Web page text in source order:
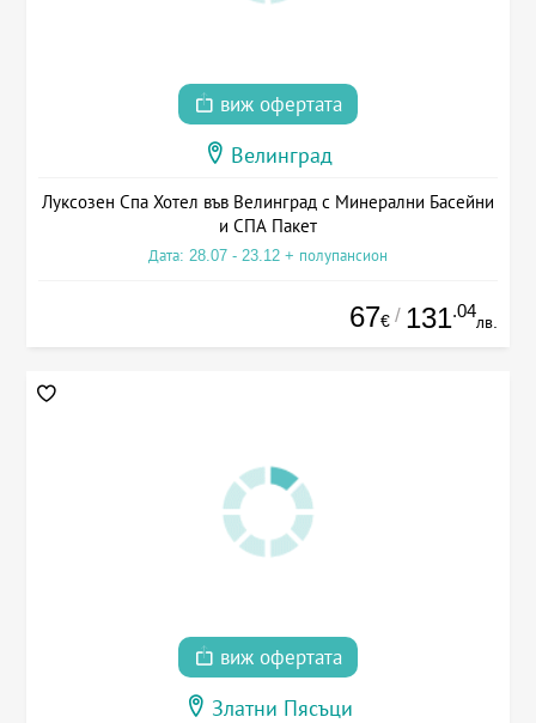
виж офертата
Велинград
Луксозен Спа Хотел във Велинград с Минерални Басейни
и СПА Пакет
Дата: 28.07 - 23.12 + полупансион
67€ / 131.04
лв.
виж офертата
Златни Пясъци